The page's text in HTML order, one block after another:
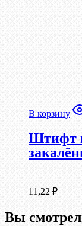
В корзину
Штифт
11,22 ₽
Вы